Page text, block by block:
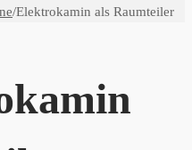
/Elektrokamin als Raumteiler